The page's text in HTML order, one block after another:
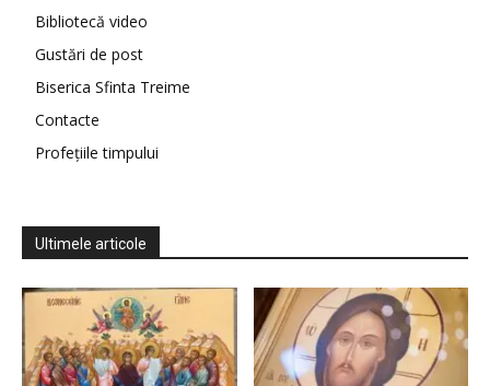
Bibliotecă video
Gustări de post
Biserica Sfinta Treime
Contacte
Profețiile timpului
Ultimele articole